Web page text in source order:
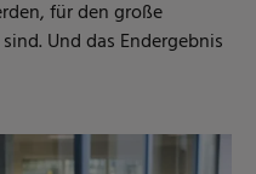
für den große
Und das Endergebnis